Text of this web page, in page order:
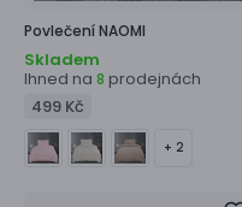
PovlečeníNAOMI
Skladem
Ihned na 8 prodejnách
499 Kč
+ 2